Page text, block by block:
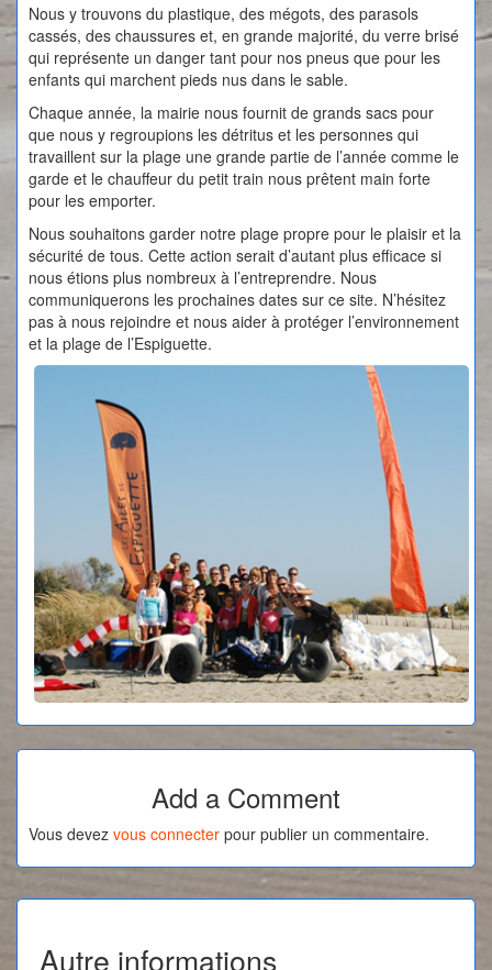
Nous y trouvons du plastique, des mégots, des parasols
cassés, des chaussures et, en grande majorité, du verre brisé
qui représente un danger tant pour nos pneus que pour les
enfants qui marchent pieds nus dans le sable.
Chaque année, la mairie nous fournit de grands sacs pour
que nous y regroupions les détritus et les personnes qui
travaillent sur la plage une grande partie de l’année comme le
garde et le chauffeur du petit train nous prêtent main forte
pour les emporter.
Nous souhaitons garder notre plage propre pour le plaisir et la
sécurité de tous. Cette action serait d’autant plus efficace si
nous étions plus nombreux à l’entreprendre. Nous
communiquerons les prochaines dates sur ce site. N’hésitez
pas à nous rejoindre et nous aider à protéger l’environnement
et la plage de l’Espiguette.
Add a Comment
Vous devez vous connecter pour publier un commentaire.
Autre informations